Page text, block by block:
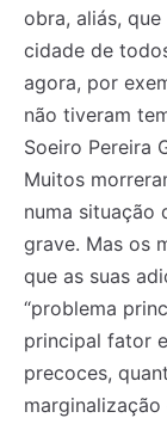
obra, aliás,
cidade de
agora, por
não tiveram
Soeiro Pereira
Muitos
numa situação
grave. Mas os
que as suas
“problema
principal fator
precoces,